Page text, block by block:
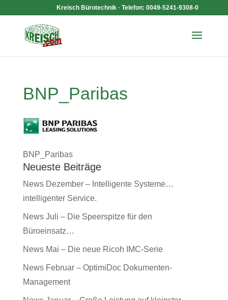
Kreisch Bürotechnik · Telefon: 0049-5241-9308-0
BNP_Paribas
BNP_Paribas
Neueste Beiträge
News Dezember – Intelligente Systeme…
intelligenter Service.
News Juli – Die Speerspitze für den
Büroeinsatz…
News Mai – Die neue Ricoh IMC-Serie
News Februar – OptimiDoc Dokumenten-
Management